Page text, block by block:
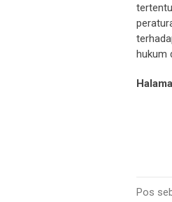
hukum
Pos